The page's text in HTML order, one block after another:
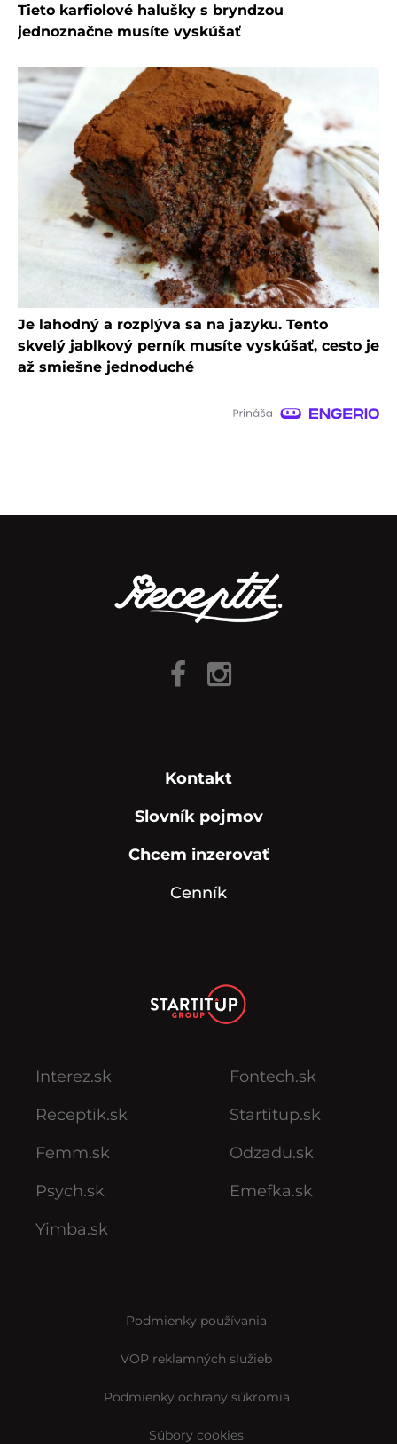
Tieto karfiolové halušky s bryndzou
jednoznačne musíte vyskúšať
Je lahodný a rozplýva sa na jazyku. Tento
skvelý jablkový perník musíte vyskúšať, cesto je
až smiešne jednoduché
Kontakt
Slovník pojmov
Chcem inzerovať
Cenník
Interez.sk
Receptik.sk
Femm.sk
Psych.sk
Yimba.sk
Fontech.sk
Startitup.sk
Odzadu.sk
Emefka.sk
Podmienky používania
VOP reklamných služieb
Podmienky ochrany súkromia
Súbory cookies